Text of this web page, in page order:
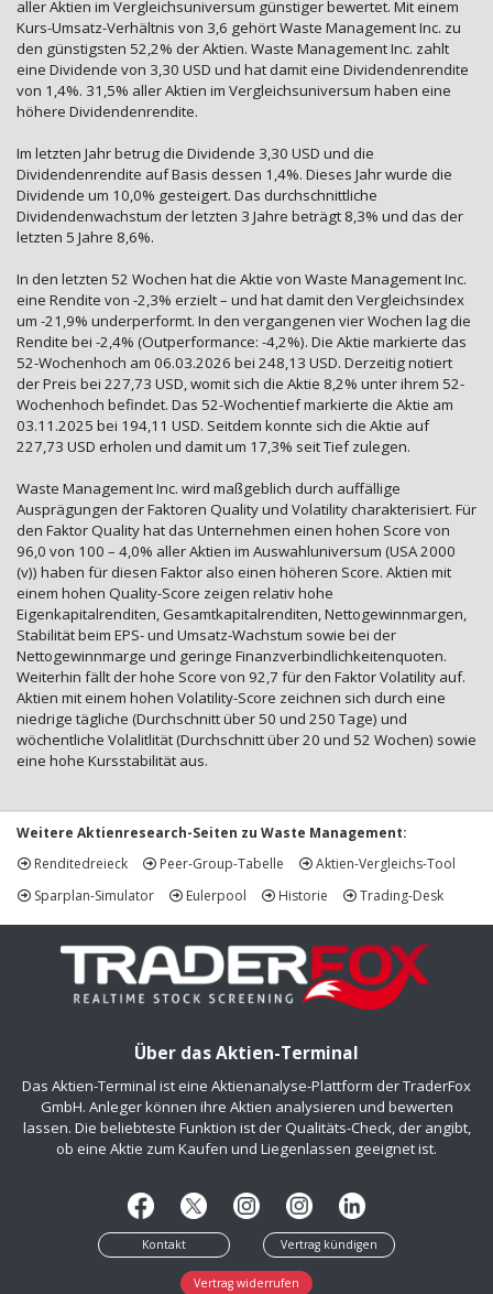
aller Aktien im Vergleichsuniversum günstiger bewertet. Mit einem
Kurs-Umsatz-Verhältnis von 3,6 gehört Waste Management Inc. zu
den günstigsten 52,2% der Aktien. Waste Management Inc. zahlt
eine Dividende von 3,30 USD und hat damit eine Dividendenrendite
von 1,4%. 31,5% aller Aktien im Vergleichsuniversum haben eine
höhere Dividendenrendite.
Im letzten Jahr betrug die Dividende 3,30 USD und die
Dividendenrendite auf Basis dessen 1,4%. Dieses Jahr wurde die
Dividende um 10,0% gesteigert. Das durchschnittliche
Dividendenwachstum der letzten 3 Jahre beträgt 8,3% und das der
letzten 5 Jahre 8,6%.
In den letzten 52 Wochen hat die Aktie von Waste Management Inc.
eine Rendite von -2,3% erzielt – und hat damit den Vergleichsindex
um -21,9% underperformt. In den vergangenen vier Wochen lag die
Rendite bei -2,4% (Outperformance: -4,2%). Die Aktie markierte das
52-Wochenhoch am 06.03.2026 bei 248,13 USD. Derzeitig notiert
der Preis bei 227,73 USD, womit sich die Aktie 8,2% unter ihrem 52-
Wochenhoch befindet. Das 52-Wochentief markierte die Aktie am
03.11.2025 bei 194,11 USD. Seitdem konnte sich die Aktie auf
227,73 USD erholen und damit um 17,3% seit Tief zulegen.
Waste Management Inc. wird maßgeblich durch auffällige
Ausprägungen der Faktoren Quality und Volatility charakterisiert. Für
den Faktor Quality hat das Unternehmen einen hohen Score von
96,0 von 100 – 4,0% aller Aktien im Auswahluniversum (USA 2000
(v)) haben für diesen Faktor also einen höheren Score. Aktien mit
einem hohen Quality-Score zeigen relativ hohe
Eigenkapitalrenditen, Gesamtkapitalrenditen, Nettogewinnmargen,
Stabilität beim EPS- und Umsatz-Wachstum sowie bei der
Nettogewinnmarge und geringe Finanzverbindlichkeitenquoten.
Weiterhin fällt der hohe Score von 92,7 für den Faktor Volatility auf.
Aktien mit einem hohen Volatility-Score zeichnen sich durch eine
niedrige tägliche (Durchschnitt über 50 und 250 Tage) und
wöchentliche Volalitlität (Durchschnitt über 20 und 52 Wochen) sowie
eine hohe Kursstabilität aus.
Weitere Aktienresearch-Seiten zu Waste Management:
Renditedreieck
Peer-Group-Tabelle
Aktien-Vergleichs-Tool
Sparplan-Simulator
Eulerpool Historie Trading-Desk
Über das Aktien-Terminal
Das Aktien-Terminal ist eine Aktienanalyse-Plattform der TraderFox
GmbH. Anleger können ihre Aktien analysieren und bewerten
lassen. Die beliebteste Funktion ist der Qualitäts-Check, der angibt,
ob eine Aktie zum Kaufen und Liegenlassen geeignet ist.
Kontakt Vertrag kündigen
Vertrag widerrufen